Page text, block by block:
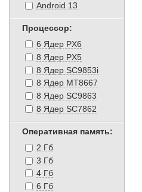
Android 13
Процессор:
6 Ядер PX6
8 Ядер PX5
8 Ядер SC9853i
8 Ядер MT8667
8 Ядер SC9863
8 Ядер SC7862
Оперативная память:
2 Гб
3 Гб
4 Гб
6 Гб